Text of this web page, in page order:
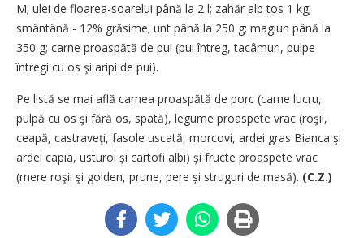
M; ulei de floarea-soarelui până la 2 l; zahăr alb tos 1 kg;
smântână - 12% grăsime; unt până la 250 g; magiun până la
350 g; carne proaspătă de pui (pui întreg, tacâmuri, pulpe
întregi cu os şi aripi de pui).
Pe listă se mai află carnea proaspătă de porc (carne lucru,
pulpă cu os şi fără os, spată), legume proaspete vrac (roşii,
ceapă, castraveţi, fasole uscată, morcovi, ardei gras Bianca şi
ardei capia, usturoi și cartofi albi) şi fructe proaspete vrac
(mere roşii şi golden, prune, pere și struguri de masă). (C.Z.)